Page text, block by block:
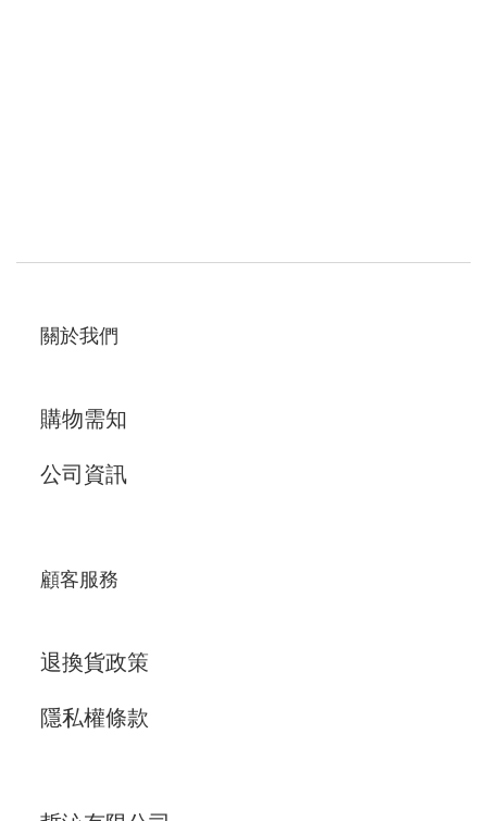
關於我們
購物需知
公司資訊
顧客服務
退換貨政策
隱私權條款